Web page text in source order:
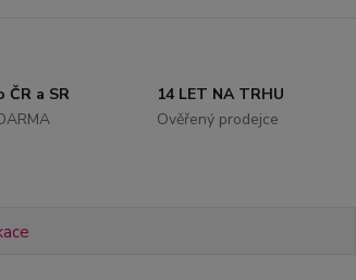
ČR a SR
14 LET NA TRHU
Ověřený prodejce